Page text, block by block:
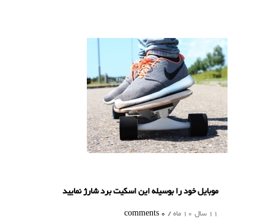
موبایل خود را بوسیله این اسکیت برد شارژ نمایید
11 سال 10 ماه /
0 comments